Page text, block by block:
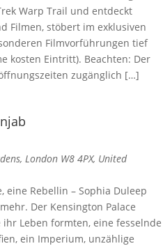
Warp Trail und entdeckt
Filmen, stöbert im exklusiven
Filmvorführungen tief
kosten Eintritt). Beachten: Der
zugänglich […]
London W8 4PX, United
eine Rebellin – Sophia Duleep
Der Kensington Palace
Leben formten, eine fesselnde
ein Imperium, unzählige